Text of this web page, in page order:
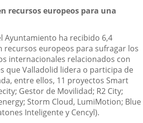
recursos europeos para una
Ayuntamiento ha recibido 6,4
recursos europeos para sufragar los
internacionales relacionados con
que Valladolid lidera o participa de
entre ellos, 11 proyectos Smart
Gestor de Movilidad; R2 City;
Storm Cloud, LumiMotion; Blue
Inteligente y Cencyl).